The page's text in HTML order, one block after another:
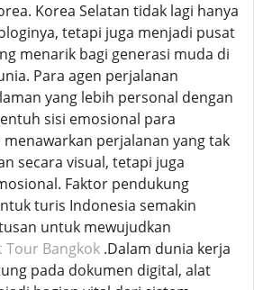
Korea Selatan tidak lagi hanya
tetapi juga menjadi pusat
menarik bagi generasi muda di
Para agen perjalanan
yang lebih personal dengan
sisi emosional para
perjalanan yang tak
secara visual, tetapi juga
Faktor pendukung
turis Indonesia semakin
untuk mewujudkan
Tour Bangkok .Dalam dunia kerja
pada dokumen digital, alat